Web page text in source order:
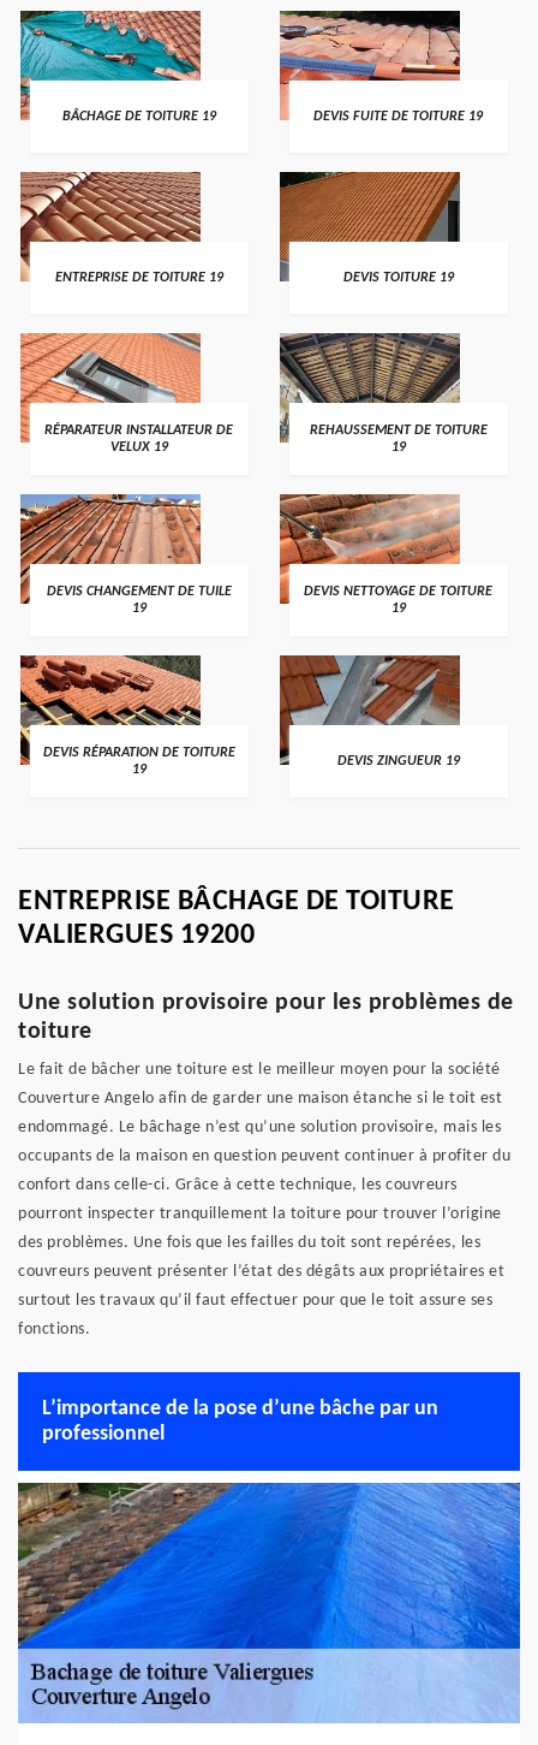
BÂCHAGE DE TOITURE 19 DEVIS FUITE DE TOITURE 19
ENTREPRISE DE TOITURE 19 DEVIS TOITURE 19
RÉPARATEUR INSTALLATEUR DE
VELUX 19
REHAUSSEMENT DE TOITURE
19
DEVIS CHANGEMENT DE TUILE
19
DEVIS NETTOYAGE DE TOITURE
19
DEVIS RÉPARATION DE TOITURE
19
DEVIS ZINGUEUR 19
ENTREPRISE BÂCHAGE DE TOITURE
VALIERGUES 19200
Une solution provisoire pour les problèmes de
toiture
Le fait de bâcher une toiture est le meilleur moyen pour la société
Couverture Angelo afin de garder une maison étanche si le toit est
endommagé. Le bâchage n’est qu’une solution provisoire, mais les
occupants de la maison en question peuvent continuer à profiter du
confort dans celle-ci. Grâce à cette technique, les couvreurs
pourront inspecter tranquillement la toiture pour trouver l’origine
des problèmes. Une fois que les failles du toit sont repérées, les
couvreurs peuvent présenter l’état des dégâts aux propriétaires et
surtout les travaux qu’il faut effectuer pour que le toit assure ses
fonctions.
L’importance de la pose d’une bâche par un
professionnel